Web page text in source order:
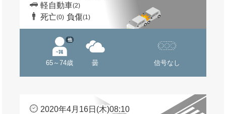
軽自動車(2)
死亡(0) 負傷(1)
65～74歳
他
曇 信号なし
2020年4月16日(木)08:10